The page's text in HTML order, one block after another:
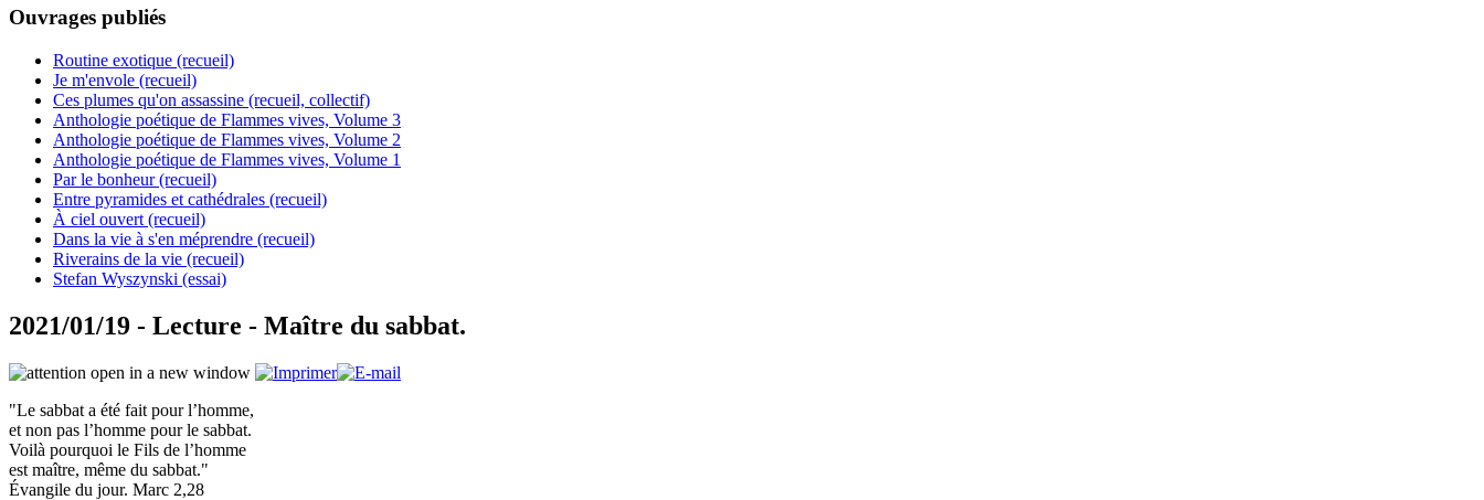
Ouvrages publiés
Routine exotique (recueil)
Je m'envole (recueil)
Ces plumes qu'on assassine (recueil, collectif)
Anthologie poétique de Flammes vives, Volume 3
Anthologie poétique de Flammes vives, Volume 2
Anthologie poétique de Flammes vives, Volume 1
Par le bonheur (recueil)
Entre pyramides et cathédrales (recueil)
À ciel ouvert (recueil)
Dans la vie à s'en méprendre (recueil)
Riverains de la vie (recueil)
Stefan Wyszynski (essai)
2021/01/19 - Lecture - Maître du sabbat.
"Le sabbat a été fait pour l’homme,
et non pas l’homme pour le sabbat.
Voilà pourquoi le Fils de l’homme
est maître, même du sabbat."
Évangile du jour. Marc 2,28